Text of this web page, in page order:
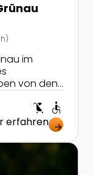
im
von den
man
child_friendly accessible
erfahren arrow_forward
Wels